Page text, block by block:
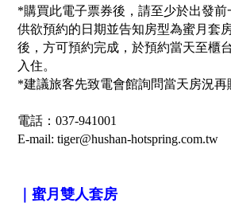
*購買此電子票券後，請至少於出發前
供欲預約的日期並告知房型為蜜月套
後，方可預約完成，於預約當天至櫃
入住。
*建議旅客先致電會館詢問當天房況再
電話：037-941001
E-mail: tiger@hushan-hotspring.com.tw
｜蜜月雙人套房